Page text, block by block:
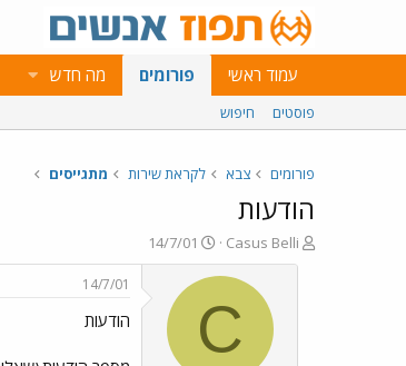
עמוד ראשי פורומים מה חדש
פוסטים חיפוש
פורומים צבא לקראת שירות מתגייסים
הודעות
פ
ו
Casus Belli
פ
ו
ר
14/7/01
C
14/7/01
הודעות